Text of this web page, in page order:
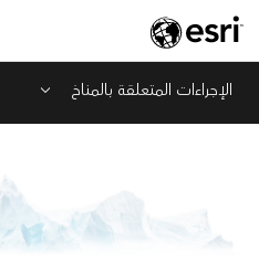
الإجراءات المتعلقة بالمناخ Menu